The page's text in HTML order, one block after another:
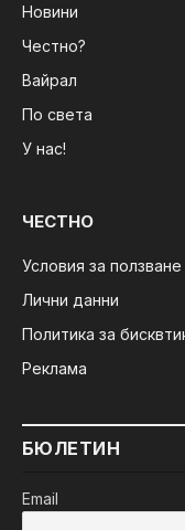
Новини
Честно?
Вайрал
По света
У нас!
ЧЕСТНО
Условия за ползване
Лични данни
Политика за
Реклама
БЮЛЕТИН
Email